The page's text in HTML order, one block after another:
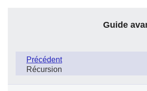
Guide
Précédent
Récursion